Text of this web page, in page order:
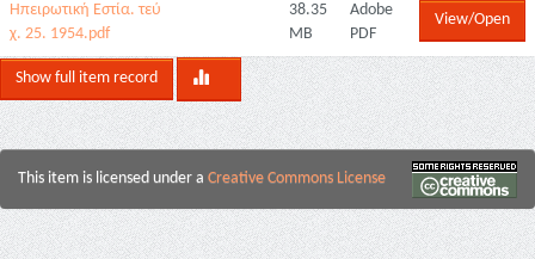
Ηπειρωτική Εστία. τεύ
χ. 25. 1954.pdf
38.35
MB
Adobe
PDF
View/Open
Show full item record
This item is licensed under a Creative Commons License